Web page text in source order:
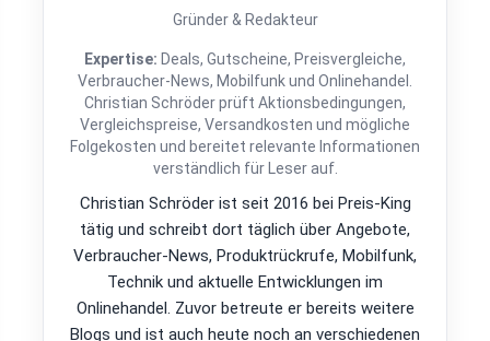
Gründer & Redakteur
Expertise: Deals, Gutscheine, Preisvergleiche,
Verbraucher-News, Mobilfunk und Onlinehandel.
Christian Schröder prüft Aktionsbedingungen,
Vergleichspreise, Versandkosten und mögliche
Folgekosten und bereitet relevante Informationen
verständlich für Leser auf.
Christian Schröder ist seit 2016 bei Preis-King
tätig und schreibt dort täglich über Angebote,
Verbraucher-News, Produktrückrufe, Mobilfunk,
Technik und aktuelle Entwicklungen im
Onlinehandel. Zuvor betreute er bereits weitere
Blogs und ist auch heute noch an verschiedenen